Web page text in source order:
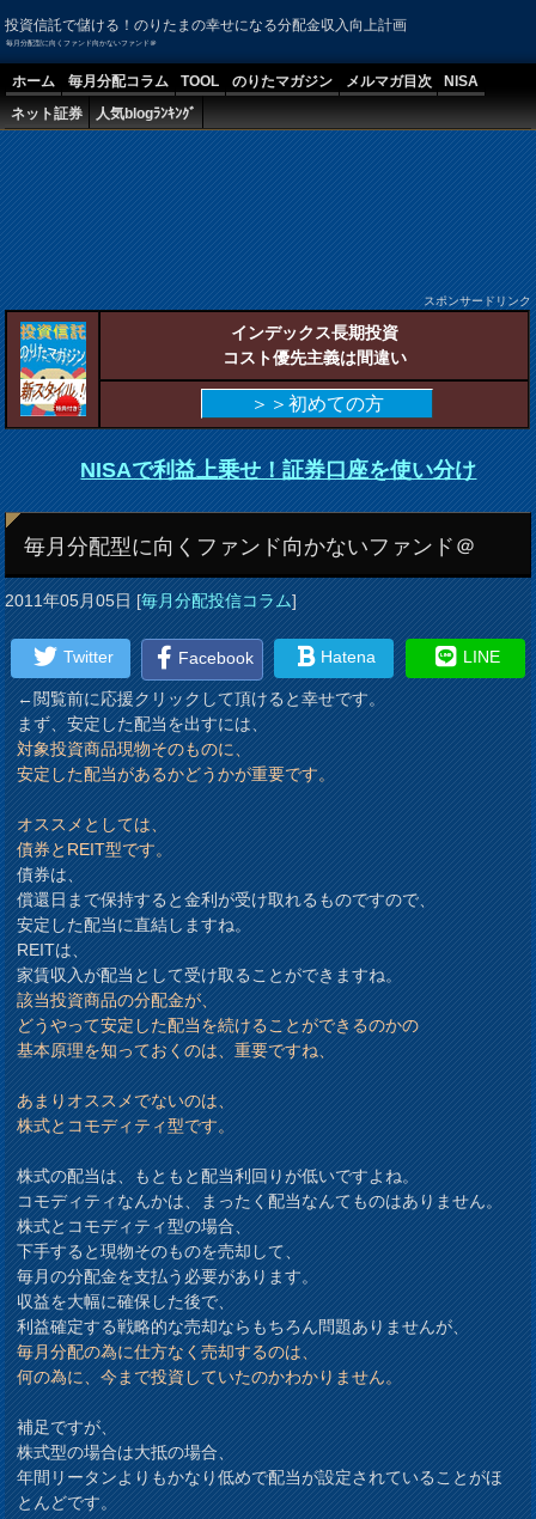
投資信託で儲ける！のりたまの幸せになる分配金収入向上計画
毎月分配型に向くファンド向かないファンド＠
ホーム 毎月分配コラム TOOL のりたマガジン メルマガ目次
NISA
ネット証券
人気blogﾗﾝｷﾝｸﾞ
スポンサードリンク
インデックス長期投資
コスト優先主義は間違い
＞＞初めての方
NISAで利益上乗せ！証券口座を使い分け
毎月分配型に向くファンド向かないファンド＠
2011年05月05日[毎月分配投信コラム]
Twitter Facebook Hatena LINE
←閲覧前に応援クリックして頂けると幸せです。
まず、安定した配当を出すには、
対象投資商品現物そのものに、
安定した配当があるかどうかが重要です。
オススメとしては、
債券とREIT型です。
債券は、
償還日まで保持すると金利が受け取れるものですので、
安定した配当に直結しますね。
REITは、
家賃収入が配当として受け取ることができますね。
該当投資商品の分配金が、
どうやって安定した配当を続けることができるのかの
基本原理を知っておくのは、重要ですね、
あまりオススメでないのは、
株式とコモディティ型です。
株式の配当は、もともと配当利回りが低いですよね。
コモディティなんかは、まったく配当なんてものはありません。
株式とコモディティ型の場合、
下手すると現物そのものを売却して、
毎月の分配金を支払う必要があります。
収益を大幅に確保した後で、
利益確定する戦略的な売却ならもちろん問題ありませんが、
毎月分配の為に仕方なく売却するのは、
何の為に、今まで投資していたのかわかりません。
補足ですが、
株式型の場合は大抵の場合、
年間リータンよりもかなり低めで配当が設定されていることがほ
とんどです。